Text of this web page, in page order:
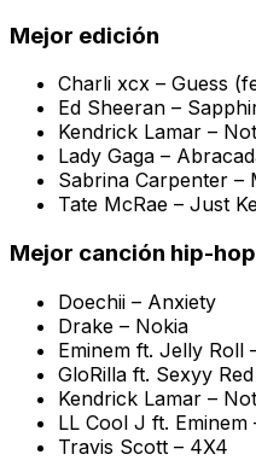
Mejor edición
Charli xcx – Guess
Ed Sheeran –
Kendrick Lamar –
Lady Gaga –
Sabrina Carpenter –
Tate McRae – Just
Mejor canción hip-hop
Doechii – Anxiety
Drake – Nokia
Eminem ft. Jelly Roll
GloRilla ft. Sexyy
Kendrick Lamar –
LL Cool J ft. Eminem
Travis Scott – 4X4